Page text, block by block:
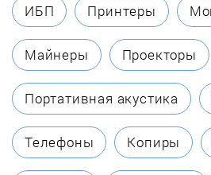
Fornelli
Foster
Franke
Fulgor
ИБП Принтеры
Майнеры Проекторы
Портативная акустика
Телефоны Копиры